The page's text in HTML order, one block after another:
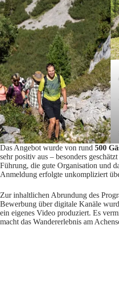
Das Angebot wurde von rund 500
sehr positiv aus – besonders
Führung, die gute Organisation und
Anmeldung erfolgte unkompliziert
Zur inhaltlichen Abrundung des
Bewerbung über digitale Kanäle
ein eigenes Video produziert. Es
macht das Wandererlebnis am